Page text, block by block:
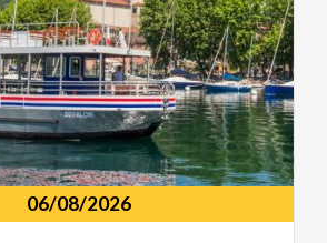
06/08/2026